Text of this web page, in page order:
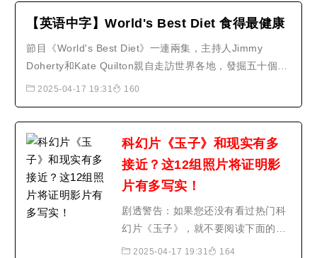
也有人表示，不喜欢吃肉的人，比较
引入人造肉美食，在营养成分方面，
吸引了不少人现场试吃， 据..
【英语中字】World's Best Diet 食得最健康
節目《World's Best Diet》一連兩集，主持人Jimmy
Doherty和Kate Quilton親自走訪世界各地，發掘五十個不
同地方的餐單，比較各國餐單的不同之處，同時看看哪種
五十份不同的餐單之餘，又依據..
2025-04-17 19:31 160
科幻片《玉子》和现实有多
接近？这12组照片将证明影
片有多写实！
剧透警告：如果您还没有看过热门科
幻片《玉子》，就不要阅读下面的内
容。本文有严重剧透！我们不希望破
2025-04-17 19:31 164